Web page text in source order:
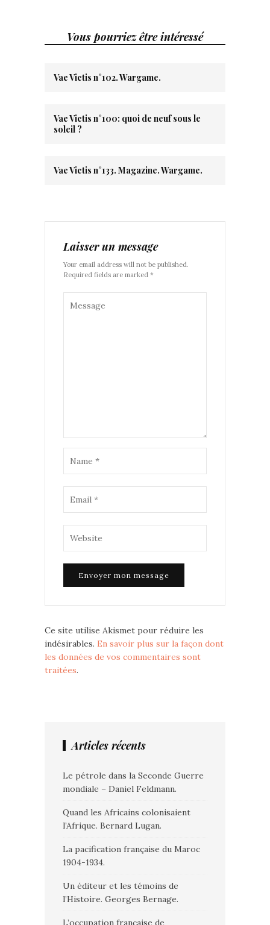
Vous pourriez être intéressé
Vae Victis n°102. Wargame.
Vae Victis n°100: quoi de neuf sous le
soleil ?
Vae Victis n°133. Magazine. Wargame.
Laisser un message
Your email address will not be published.
Required fields are marked *
Ce site utilise Akismet pour réduire les
indésirables. En savoir plus sur la façon dont
les données de vos commentaires sont
traitées.
Articles récents
Le pétrole dans la Seconde Guerre
mondiale – Daniel Feldmann.
Quand les Africains colonisaient
l’Afrique. Bernard Lugan.
La pacification française du Maroc
1904-1934.
Un éditeur et les témoins de
l’Histoire. Georges Bernage.
L’occupation française de